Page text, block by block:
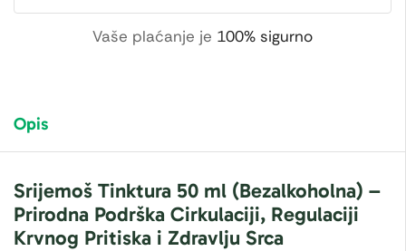
Vaše plaćanje je 100% sigurno
Opis
Srijemoš Tinktura 50 ml (Bezalkoholna) –
Prirodna Podrška Cirkulaciji, Regulaciji
Krvnog Pritiska i Zdravlju Srca